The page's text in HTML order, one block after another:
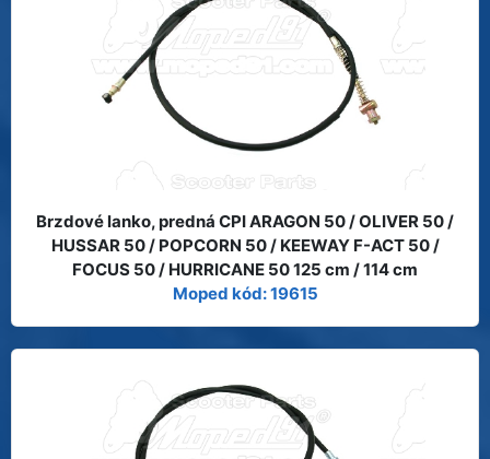
Brzdové lanko, predná CPI ARAGON 50 / OLIVER 50 /
HUSSAR 50 / POPCORN 50 / KEEWAY F-ACT 50 /
FOCUS 50 / HURRICANE 50 125 cm / 114 cm
Moped kód: 19615